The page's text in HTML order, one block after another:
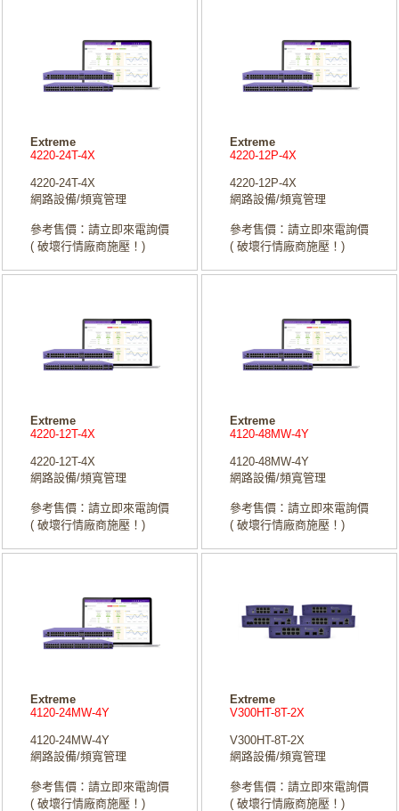
Extreme
4220-24T-4X
4220-24T-4X
網路設備/頻寬管理
參考售價：請立即來電詢價
( 破壞行情廠商施壓！)
Extreme
4220-12P-4X
4220-12P-4X
網路設備/頻寬管理
參考售價：請立即來電詢價
( 破壞行情廠商施壓！)
Extreme
4220-12T-4X
4220-12T-4X
網路設備/頻寬管理
參考售價：請立即來電詢價
( 破壞行情廠商施壓！)
Extreme
4120-48MW-4Y
4120-48MW-4Y
網路設備/頻寬管理
參考售價：請立即來電詢價
( 破壞行情廠商施壓！)
Extreme
4120-24MW-4Y
4120-24MW-4Y
網路設備/頻寬管理
參考售價：請立即來電詢價
( 破壞行情廠商施壓！)
Extreme
V300HT-8T-2X
V300HT-8T-2X
網路設備/頻寬管理
參考售價：請立即來電詢價
( 破壞行情廠商施壓！)